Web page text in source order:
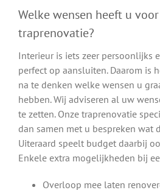
Welke wensen heeft u
traprenovatie?
Interieur is iets zeer persoonlijks
perfect op aansluiten. Daarom is
na te denken welke wensen u
hebben. Wij adviseren al uw
te zetten. Onze traprenovatie
dan samen met u bespreken wat
Uiteraard speelt budget daarbij
Enkele extra mogelijkheden bij
Overloop mee laten